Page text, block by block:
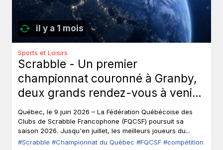
il y a 1 mois
Sports et Loisirs
Scrabble - Un premier
championnat couronné à Granby,
deux grands rendez-vous à venir
au Québec.
Québec, le 9 juin 2026 – La Fédération Québécoise des
Clubs de Scrabble Francophone (FQCSF) poursuit sa
saison 2026. Jusqu'en juillet, les meilleurs joueurs du...
#Scrabble #Championnat du Québec #FQCSF #compétition